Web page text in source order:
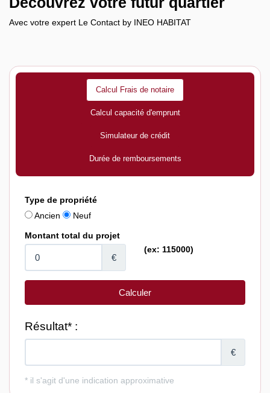
Avec votre expert Le Contact by INEO HABITAT
Calcul Frais de notaire
Calcul capacité d'emprunt
Simulateur de crédit
Durée de remboursements